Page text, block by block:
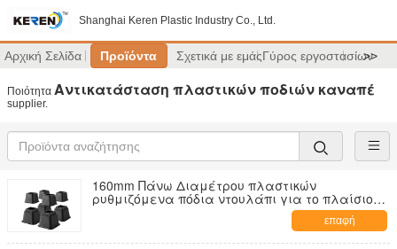
Shanghai Keren Plastic Industry Co., Ltd.
Αρχική Σελίδα Προϊόντα Σχετικά με εμάςΓύρος εργοστασίων
>>
Ποιότητα Αντικατάσταση πλαστικών ποδιών καναπέ
supplier.
160mm Πάνω Διαμέτρου πλαστικών
ρυθμιζόμενα πόδια ντουλάπι για το πλαίσιο
επαφή